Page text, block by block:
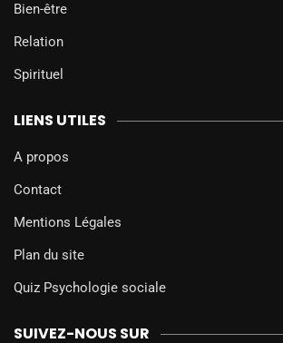
Bien-être
Relation
Spirituel
LIENS UTILES
A propos
Contact
Mentions Légales
Plan du site
Quiz Psychologie sociale
SUIVEZ-NOUS SUR